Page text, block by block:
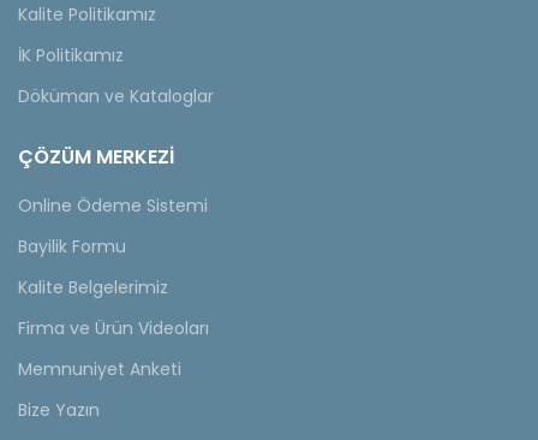
Kalite Politikamız
İK Politikamız
Döküman ve Kataloglar
ÇÖZÜM MERKEZİ
Online Ödeme Sistemi
Bayilik Formu
Kalite Belgelerimiz
Firma ve Ürün Videoları
Memnuniyet Anketi
Bize Yazın